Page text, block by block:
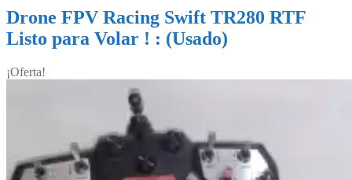
Drone FPV Racing Swift TR280 RTF
Listo para Volar ! : (Usado)
¡Oferta!